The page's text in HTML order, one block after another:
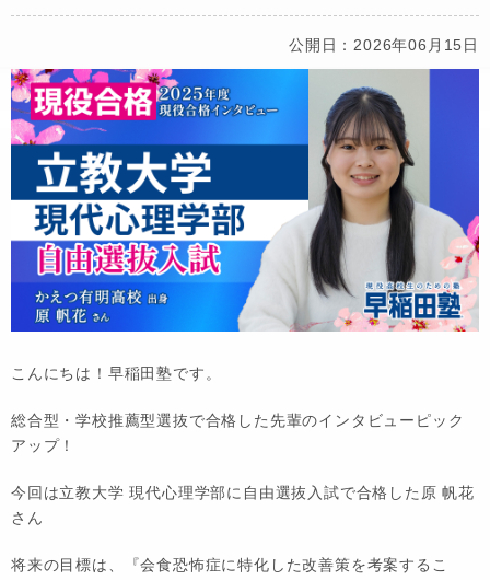
公開日：2026年06月15日
こんにちは！早稲田塾です。
総合型・学校推薦型選抜で合格した先輩のインタビューピック
アップ！
今回は立教大学 現代心理学部に自由選抜入試で合格した原 帆花
さん
将来の目標は、『会食恐怖症に特化した改善策を考案するこ